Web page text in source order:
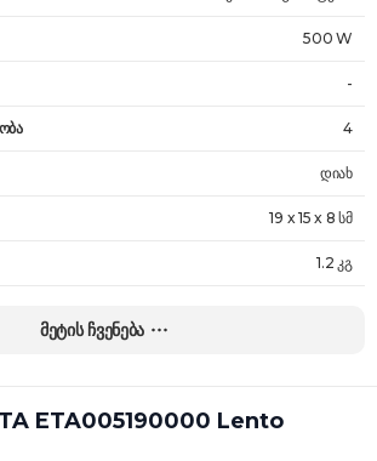
500 W
-
4
დიახ
19 x 15 x 8 სმ
1.2 კგ
მეტის ჩვენება
ETA005190000 Lento